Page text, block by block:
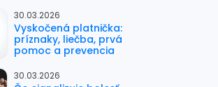
30.03.2026
Vyskočená platnička:
príznaky, liečba, prvá
pomoc a prevencia
30.03.2026